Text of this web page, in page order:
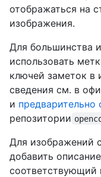
отображаться на
изображения.
Для большинства
использовать
ключей заметок в
сведения см. в
и предварительно
репозитории
Для изображений
добавить
соответствующий